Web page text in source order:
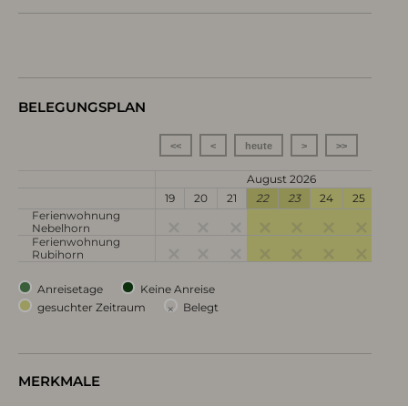
BELEGUNGSPLAN
<< < heute > >>
August 2026
19
20 21 22 23 24 25
Ferienwohnung
Nebelhorn
Ferienwohnung
Rubihorn
Anreisetage
Keine Anreise
gesuchter Zeitraum
× Belegt
MERKMALE